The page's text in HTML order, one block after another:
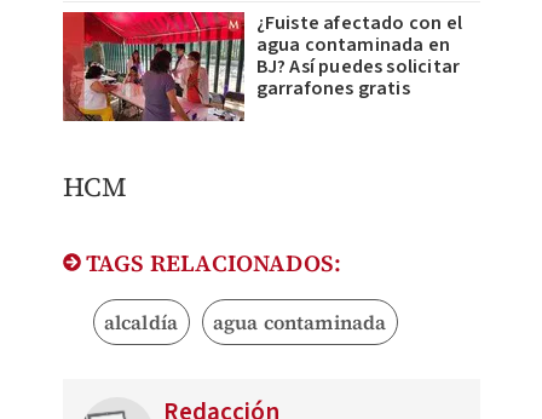
¿Fuiste afectado con el
agua contaminada en
BJ? Así puedes solicitar
garrafones gratis
HCM
TAGS RELACIONADOS:
alcaldía agua contaminada